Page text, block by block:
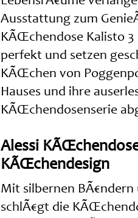
Ausstattung zum
KÃŒchendose Kalisto 3
perfekt und setzen
KÃŒchen von
Hauses und ihre
KÃŒchendosenserie
Alessi
KÃŒchendesign
Mit silbernen BÃ€ndern
schlÃ€gt die